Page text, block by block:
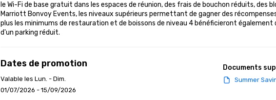
le Wi-Fi de base gratuit dans les espaces de réunion, des frais de bouchon réduits, des
Marriott Bonvoy Events, les niveaux supérieurs permettant de gagner des
plus les minimums de restauration et de boissons de niveau 4 bénéficieront
d'un parking réduit.
Dates de promotion
Valable les Lun. - Dim.
01/07/2026 - 15/09/2026
Documents
Summer